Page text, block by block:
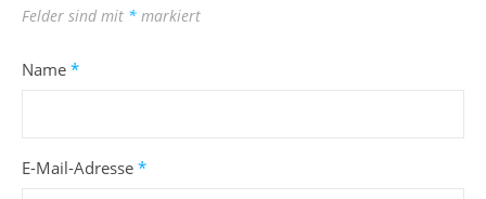
Felder sind mit * markiert
Name *
E-Mail-Adresse *